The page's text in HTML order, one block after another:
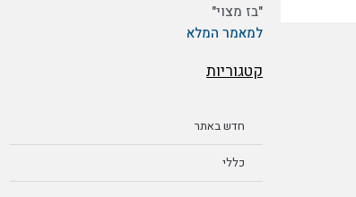
"בז מצוי"
למאמר המלא
קטגוריות
חדש באתר
כללי